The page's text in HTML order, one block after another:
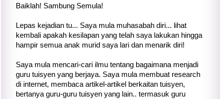
Baiklah! Sambung Semula!
Lepas kejadian tu... Saya mula muhasabah diri... lihat
kembali apakah kesilapan yang telah saya lakukan hingga
hampir semua anak murid saya lari dan menarik diri!
Saya mula mencari-cari ilmu tentang bagaimana menjadi
guru tuisyen yang berjaya. Saya mula membuat research
di internet, membaca artikel-artikel berkaitan tuisyen,
bertanya guru-guru tuisyen yang lain.. termasuk guru